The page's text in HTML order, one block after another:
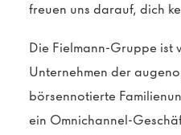
freuen uns darauf, dich
Die Fielmann-Gruppe
Unternehmen der
börsennotierte
ein Omnichannel-